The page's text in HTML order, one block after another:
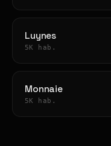
Luynes
5K hab.
Monnaie
5K hab.